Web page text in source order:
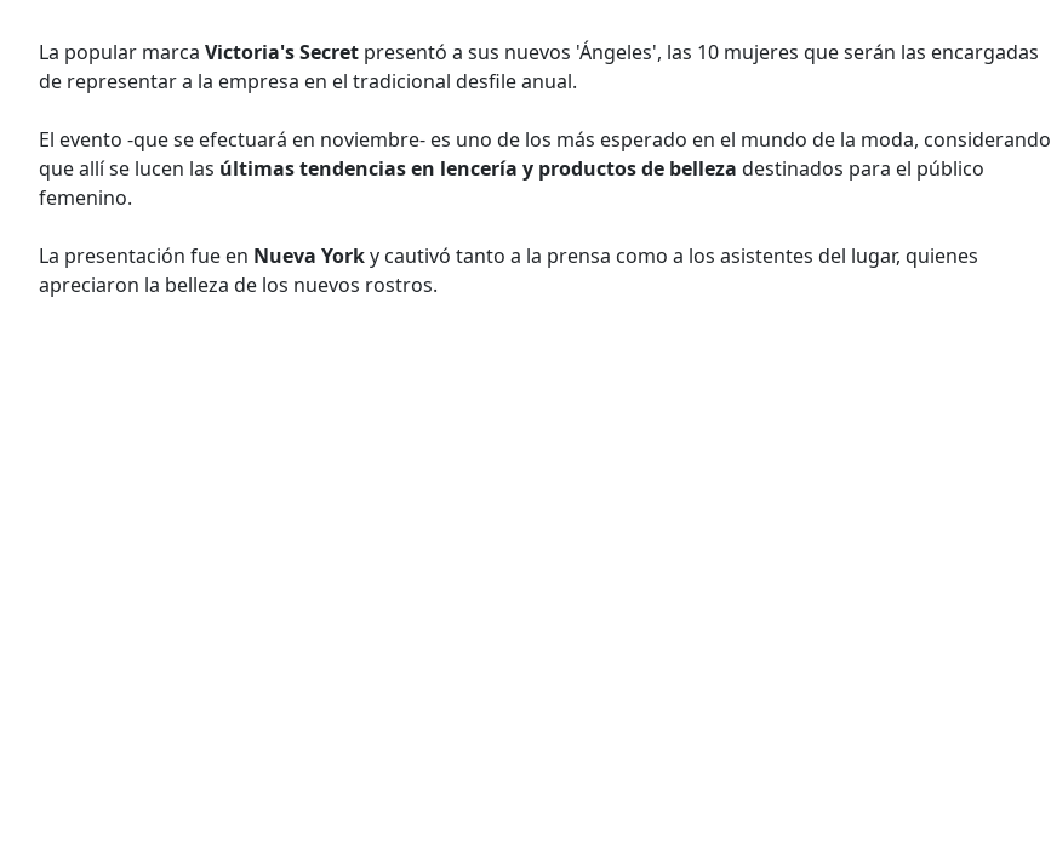
La popular marca Victoria's Secret presentó a sus nuevos 'Ángeles', las 10 mujeres que serán las encargadas
de representar a la empresa en el tradicional desfile anual.
El evento -que se efectuará en noviembre- es uno de los más esperado en el mundo de la moda, considerando
que allí se lucen las últimas tendencias en lencería y productos de belleza destinados para el público
femenino.
La presentación fue en Nueva Yorky cautivó tanto a la prensa como a los asistentes del lugar, quienes
apreciaron la belleza de los nuevos rostros.